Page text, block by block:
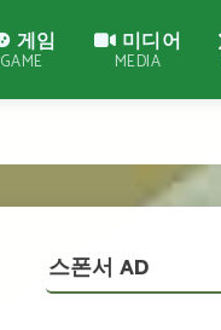
게임
GAME
미디어
MEDIA
스폰서 AD